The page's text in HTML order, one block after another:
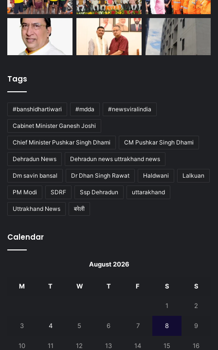
Tags
#banshidhartiwari #mdda #newsviralindia
Cabinet Minister Ganesh Joshi
Chief Minister Pushkar Singh Dhami CM Pushkar Singh Dhami
Dehradun News Dehradun news uttrakhand news
Dm savin bansal Dr Dhan Singh Rawat Haldwani Lalkuan
PM Modi SDRF Ssp Dehradun uttarakhand
Uttrakhand News बरेली
Calendar
August 2026
M T W T F S S
1 2
3 4 5 6 7 8 9
10 11 12 13 14 15 16